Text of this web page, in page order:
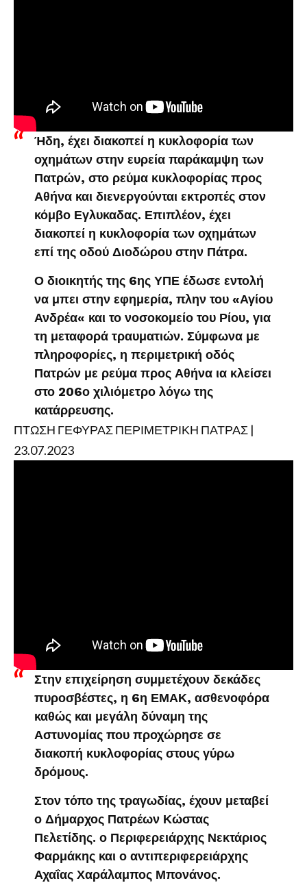
Ήδη, έχει διακοπεί η κυκλοφορία των
οχημάτων στην ευρεία παράκαμψη των
Πατρών, στο ρεύμα κυκλοφορίας προς
Αθήνα και διενεργούνται εκτροπές στον
κόμβο Εγλυκαδας. Επιπλέον, έχει
διακοπεί η κυκλοφορία των οχημάτων
επί της οδού Διοδώρου στην Πάτρα.
Ο διοικητής της 6ης ΥΠΕ έδωσε εντολή
να μπει στην εφημερία, πλην του «Αγίου
Ανδρέα« και το νοσοκομείο του Ρίου, για
τη μεταφορά τραυματιών. Σύμφωνα με
πληροφορίες, η περιμετρική οδός
Πατρών με ρεύμα προς Αθήνα ια κλείσει
στο 206ο χιλιόμετρο λόγω της
κατάρρευσης.
ΠΤΩΣΗ ΓΕΦΥΡΑΣ ΠΕΡΙΜΕΤΡΙΚΗ ΠΑΤΡΑΣ |
23.07.2023
Στην επιχείρηση συμμετέχουν δεκάδες
πυροσβέστες, η 6η ΕΜΑΚ, ασθενοφόρα
καθώς και μεγάλη δύναμη της
Αστυνομίας που προχώρησε σε
διακοπή κυκλοφορίας στους γύρω
δρόμους.
Στον τόπο της τραγωδίας, έχουν μεταβεί
ο Δήμαρχος Πατρέων Κώστας
Πελετίδης. ο Περιφερειάρχης Νεκτάριος
Φαρμάκης και ο αντιπεριφερειάρχης
Αχαΐας Χαράλαμπος Μπονάνος.